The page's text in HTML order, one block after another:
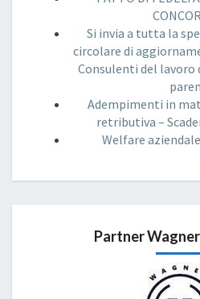
Si invia a tutta la
circolare di
Consulenti del lavoro
Adempimenti in
retributiva –
Welfare
Partner